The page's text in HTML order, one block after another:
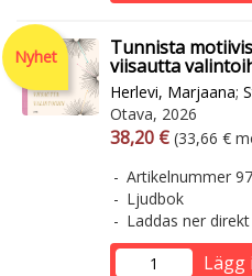
Nyhet Tunnista
viisautta
Herlevi, Marjaana;
Otava, 2026
Arvonlisäverollinen
38,20 € (33,66 €
Artikelnummer
Ljudbok
Laddas ner direkt
Lägg